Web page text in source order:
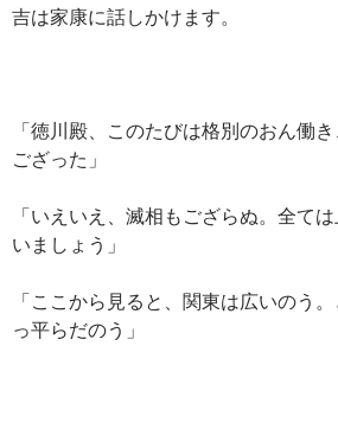
吉は家康に話しかけます。
「徳川殿、このたびは格別のおん働
ござった」
「いえいえ、滅相もござらぬ。全て
いましょう」
「ここから見ると、関東は広いのう
っ平らだのう」